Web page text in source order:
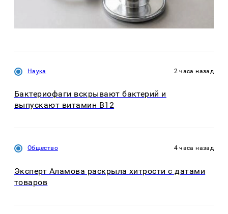
Наука 2 часа назад
Бактериофаги вскрывают бактерий и
выпускают витамин B12
Общество 4 часа назад
Эксперт Аламова раскрыла хитрости с датами
товаров